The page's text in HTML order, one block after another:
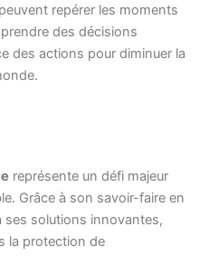
repérer les moments
des décisions
des actions pour diminuer la
représente un défi majeur
Grâce à son savoir-faire en
ses solutions innovantes,
la protection de